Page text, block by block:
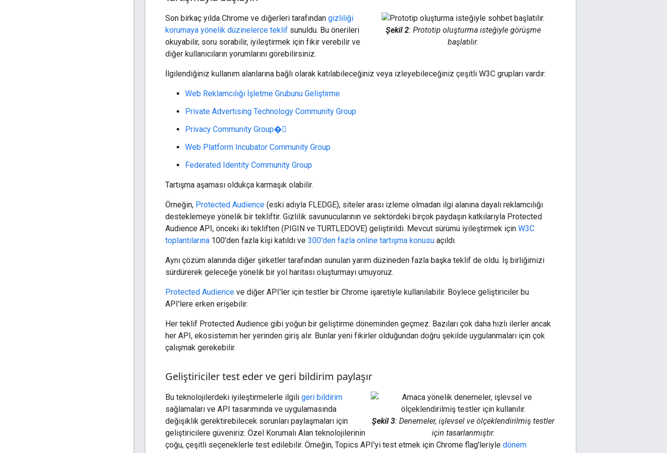
Şekil 2: Prototip oluşturma isteğiyle görüşme
başlatılır.
Son birkaç yılda Chrome ve diğerleri tarafından gizliliği
korumaya yönelik düzinelerce teklif sunuldu. Bu önerileri
okuyabilir, soru sorabilir, iyileştirmek için fikir verebilir ve
diğer kullanıcıların yorumlarını görebilirsiniz.
İlgilendiğiniz kullanım alanlarına bağlı olarak katılabileceğiniz veya izleyebileceğiniz çeşitli W3C grupları vardır:
Web Reklamcılığı İşletme Grubunu Geliştirme
Private Advertising Technology Community Group
Privacy Community Group�
Web Platform Incubator Community Group
Federated Identity Community Group
Tartışma aşaması oldukça karmaşık olabilir.
Örneğin, Protected Audience (eski adıyla FLEDGE), siteler arası izleme olmadan ilgi alanına dayalı reklamcılığı
desteklemeye yönelik bir tekliftir. Gizlilik savunucularının ve sektördeki birçok paydaşın katkılarıyla Protected
Audience API, önceki iki tekliften (PIGIN ve TURTLEDOVE) geliştirildi. Mevcut sürümü iyileştirmek için W3C
toplantılarına 100'den fazla kişi katıldı ve 300'den fazla online tartışma konusu açıldı.
Aynı çözüm alanında diğer şirketler tarafından sunulan yarım düzineden fazla başka teklif de oldu. İş birliğimizi
sürdürerek geleceğe yönelik bir yol haritası oluşturmayı umuyoruz.
Protected Audience ve diğer API'ler için testler bir Chrome işaretiyle kullanılabilir. Böylece geliştiriciler bu
API'lere erken erişebilir.
Her teklif Protected Audience gibi yoğun bir geliştirme döneminden geçmez. Bazıları çok daha hızlı ilerler ancak
her API, ekosistemin her yerinden giriş alır. Bunlar yeni fikirler olduğundan doğru şekilde uygulanmaları için çok
çalışmak gerekebilir.
Geliştiriciler test eder ve geri bildirim paylaşır
Şekil 3: Denemeler, işlevsel ve ölçeklendirilmiş testler
için tasarlanmıştır.
Bu teknolojilerdeki iyileştirmelerle ilgili geri bildirim
sağlamaları ve API tasarımında ve uygulamasında
değişiklik gerektirebilecek sorunları paylaşmaları için
geliştiricilere güveniriz. Özel Korumalı Alan teknolojilerinin
çoğu, çeşitli seçeneklerle test edilebilir. Örneğin, Topics API'yi test etmek için Chrome flag'leriyle dönem